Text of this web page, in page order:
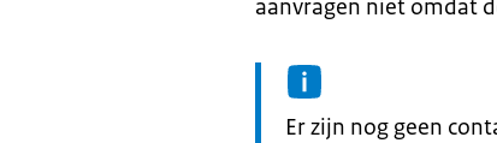
aanvragen niet omdat
Informatie:
Er zijn nog geen